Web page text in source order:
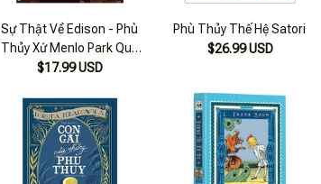
Sự Thật Về Edison - Phù
Thủy Xứ Menlo Park Qua
Lời Kể Của Henry Ford
$17.99 USD
Phù Thủy Thế Hệ Satori
$26.99 USD